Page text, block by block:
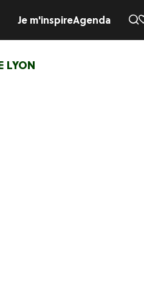
LYON
Je m'inspireAgenda